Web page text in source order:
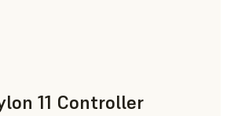
11 Controller